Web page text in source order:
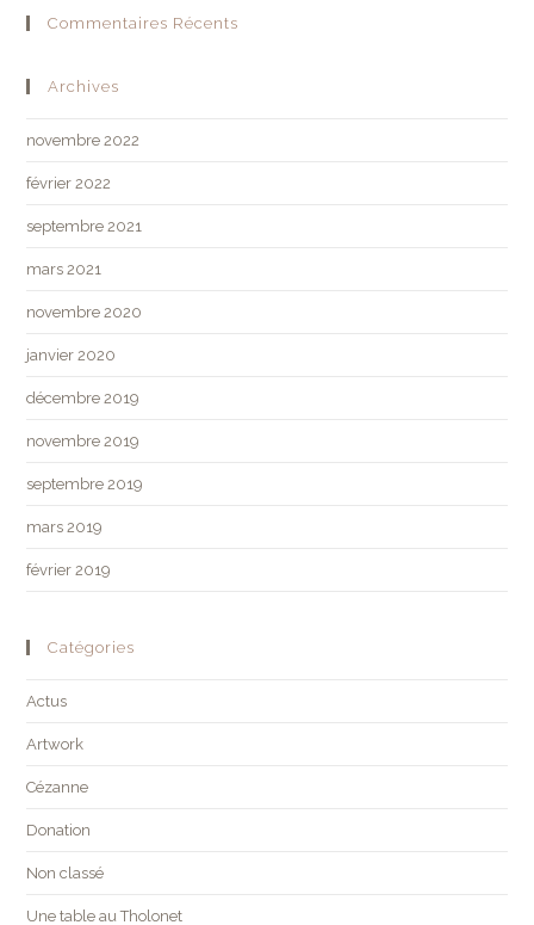
Commentaires Récents
Archives
novembre 2022
février 2022
septembre 2021
mars 2021
novembre 2020
janvier 2020
décembre 2019
novembre 2019
septembre 2019
mars 2019
février 2019
Catégories
Actus
Artwork
Cézanne
Donation
Non classé
Une table au Tholonet